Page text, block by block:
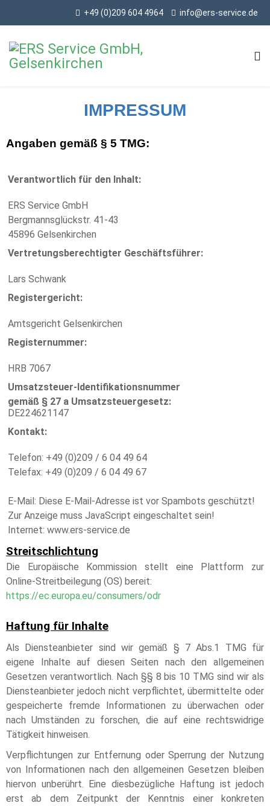
+49 (0)209 604 4964 info@ers-service.de
IMPRESSUM
Angaben gemäß § 5 TMG:
Verantwortlich für den Inhalt:
ERS Service GmbH
Bergmannsglückstr. 41-43
45896 Gelsenkirchen
Vertretungsberechtigter Geschäftsführer:
Lars Schwank
Registergericht:
Amtsgericht Gelsenkirchen
Registernummer:
HRB 7067
Umsatzsteuer-Identifikationsnummer
gemäß § 27 a Umsatzsteuergesetz:
DE224621147
Kontakt:
Telefon: +49 (0)209 / 6 04 49 64
Telefax: +49 (0)209 / 6 04 49 67
E-Mail: Diese E-Mail-Adresse ist vor Spambots geschützt!
Zur Anzeige muss JavaScript eingeschaltet sein!
Internet: www.ers-service.de
Streitschlichtung
Die Europäische Kommission stellt eine Plattform zur
Online-Streitbeilegung (OS) bereit:
https://ec.europa.eu/consumers/odr
Haftung für Inhalte
Als Diensteanbieter sind wir gemäß § 7 Abs.1 TMG für
eigene Inhalte auf diesen Seiten nach den allgemeinen
Gesetzen verantwortlich. Nach §§ 8 bis 10 TMG sind wir als
Diensteanbieter jedoch nicht verpflichtet, übermittelte oder
gespeicherte fremde Informationen zu überwachen oder
nach Umständen zu forschen, die auf eine rechtswidrige
Tätigkeit hinweisen.
Verpflichtungen zur Entfernung oder Sperrung der Nutzung
von Informationen nach den allgemeinen Gesetzen bleiben
hiervon unberührt. Eine diesbezügliche Haftung ist jedoch
erst ab dem Zeitpunkt der Kenntnis einer konkreten